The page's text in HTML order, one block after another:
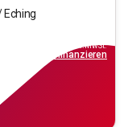
Eching
inkl.MwSt.
finanzieren